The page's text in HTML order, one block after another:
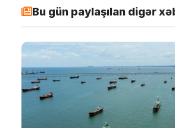
Bu gün paylaşılan digər